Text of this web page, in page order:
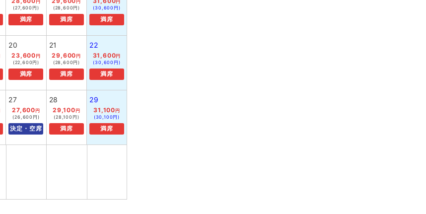
円
(27,600円)
満席
円
(28,600円)
満席
円
(30,600円)
満席
20
23,600 円
(22,600円)
満席
21
29,600 円
(28,600円)
満席
22
31,600円
(30,600円)
満席
27
27,600 円
(26,600円)
決定・空席
28
29,100 円
(28,100円)
満席
29
31,100 円
(30,100円)
満席